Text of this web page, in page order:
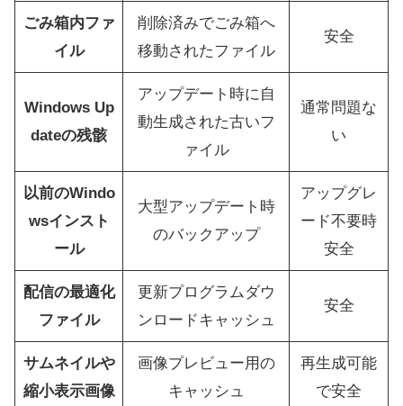
ごみ箱内ファ
イル
削除済みでごみ箱へ
移動されたファイル
安全
Windows Up
dateの残骸
アップデート時に自
動生成された古いフ
ァイル
通常問題な
い
以前のWindo
wsインスト
ール
大型アップデート時
のバックアップ
アップグレ
ード不要時
安全
配信の最適化
ファイル
更新プログラムダウ
ンロードキャッシュ
安全
サムネイルや
縮小表示画像
画像プレビュー用の
キャッシュ
再生成可能
で安全